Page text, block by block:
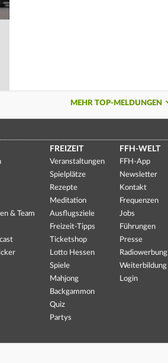
MEHR TOP-MELDUNGEN
& Team
FREIZEIT
Veranstaltungen
Spielplätze
Rezepte
Meditation
Ausflugsziele
Freizeit-Tipps
Ticketshop
Lotto Hessen
Spiele
Mahjong
Backgammon
Quiz
Partys
FFH-WELT
FFH-App
Newsletter
Kontakt
Frequenzen
Jobs
Führungen
Presse
Radiowerbung
Weiterbildung
Login